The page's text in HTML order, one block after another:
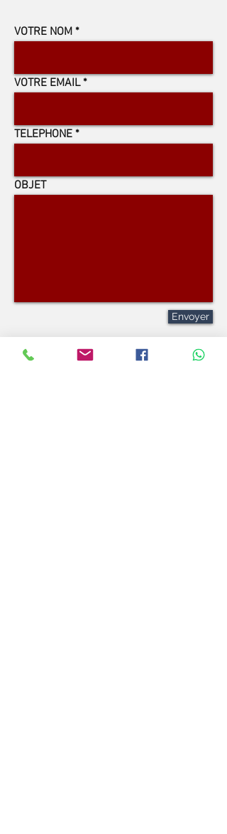
VOTRE NOM
VOTRE EMAIL
TELEPHONE
OBJET
Envoyer